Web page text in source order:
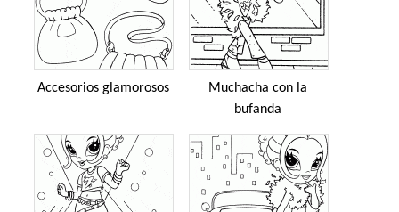
Accesorios glamorosos
Muchacha con la
bufanda